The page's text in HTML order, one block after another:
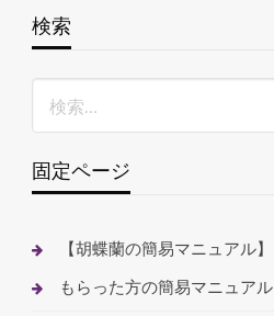
検索
固定ページ
【胡蝶蘭の簡易マニュアル】
もらった方の簡易マニュアル